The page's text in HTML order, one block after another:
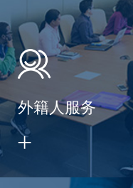
外籍人服务